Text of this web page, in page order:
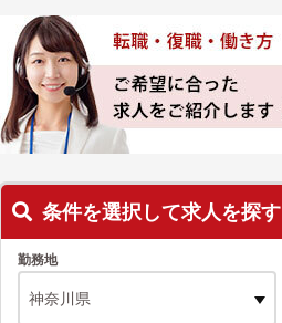
条件を選択して求人を探す
勤務地